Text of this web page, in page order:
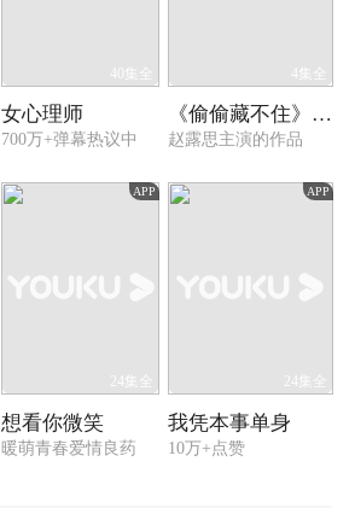
40集全
女心理师
700万+弹幕热议中
4集全
《偷偷藏不住》心动幕后特辑
赵露思主演的作品
APP
24集全
想看你微笑
暖萌青春爱情良药
APP
24集全
我凭本事单身
10万+点赞